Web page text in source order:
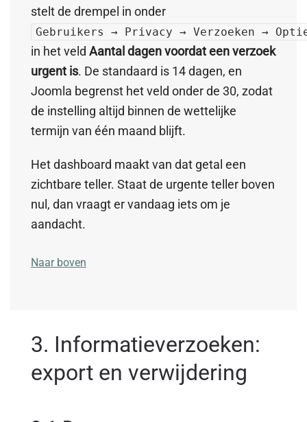
stelt de drempel in onder
Gebruikers → Privacy → Verzoeken →
in het veld Aantal dagen voordat een verzoek
urgent is. De standaard is 14 dagen, en
Joomla begrenst het veld onder de 30, zodat
de instelling altijd binnen de wettelijke
termijn van één maand blijft.
Het dashboard maakt van dat getal een
zichtbare teller. Staat de urgente teller boven
nul, dan vraagt er vandaag iets om je
aandacht.
Naar boven
3. Informatieverzoeken:
export en verwijdering